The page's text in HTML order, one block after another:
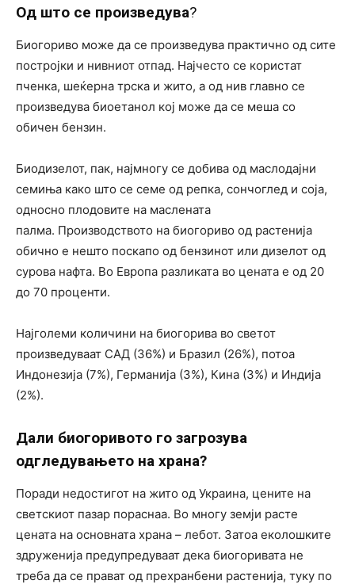
Од што се произведува?
Биогориво може да се произведува практично од сите
постројки и нивниот отпад. Најчесто се користат
пченка, шеќерна трска и жито, а од нив главно се
произведува биоетанол кој може да се меша со
обичен бензин.
Биодизелот, пак, најмногу се добива од маслодајни
семиња како што се семе од репка, сончоглед и соја,
односно плодовите на маслената
палма. Производството на биогориво од растенија
обично е нешто поскапо од бензинот или дизелот од
сурова нафта. Во Европа разликата во цената е од 20
до 70 проценти.
Најголеми количини на биогорива во светот
произведуваат САД (36%) и Бразил (26%), потоа
Индонезија (7%), Германија (3%), Кина (3%) и Индија
(2%).
Дали биогоривото го загрозува
одгледувањето на храна?
Поради недостигот на жито од Украина, цените на
светскиот пазар пораснаа. Во многу земји расте
цената на основната храна – лебот. Затоа еколошките
здруженија предупредуваат дека биогоривата не
треба да се прават од прехранбени растенија, туку по